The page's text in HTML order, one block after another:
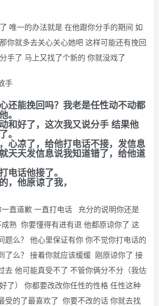
唯一的办法就是 在他跟你分手的期间 如
你就多去关心关心她吧 这样可能还有挽回
手了 马上又找了个新的 你就没戏了
手
还能挽回吗？我老是任性动不动都
。
和好了，这次我又说分手 结果他
。
心凉了，给他打电话不接，发信息
天天发信息说我知道错了，给他道
电话他接了。
，他原谅了我，
直道歉 一直打电话 充分的说明你还是
熟 你要懂得有进有退 他都原谅你了 这
题么？ 他心里保证有你 你不觉你打电话的
了么？ 接着你就应该缓缓 刚原谅你了 接
去 他可能真受不了 不管你俩分不分（我估
了） 你都要改改你任性的性格 任性这种
受的了最喜欢了 你要不改的话 你就去找